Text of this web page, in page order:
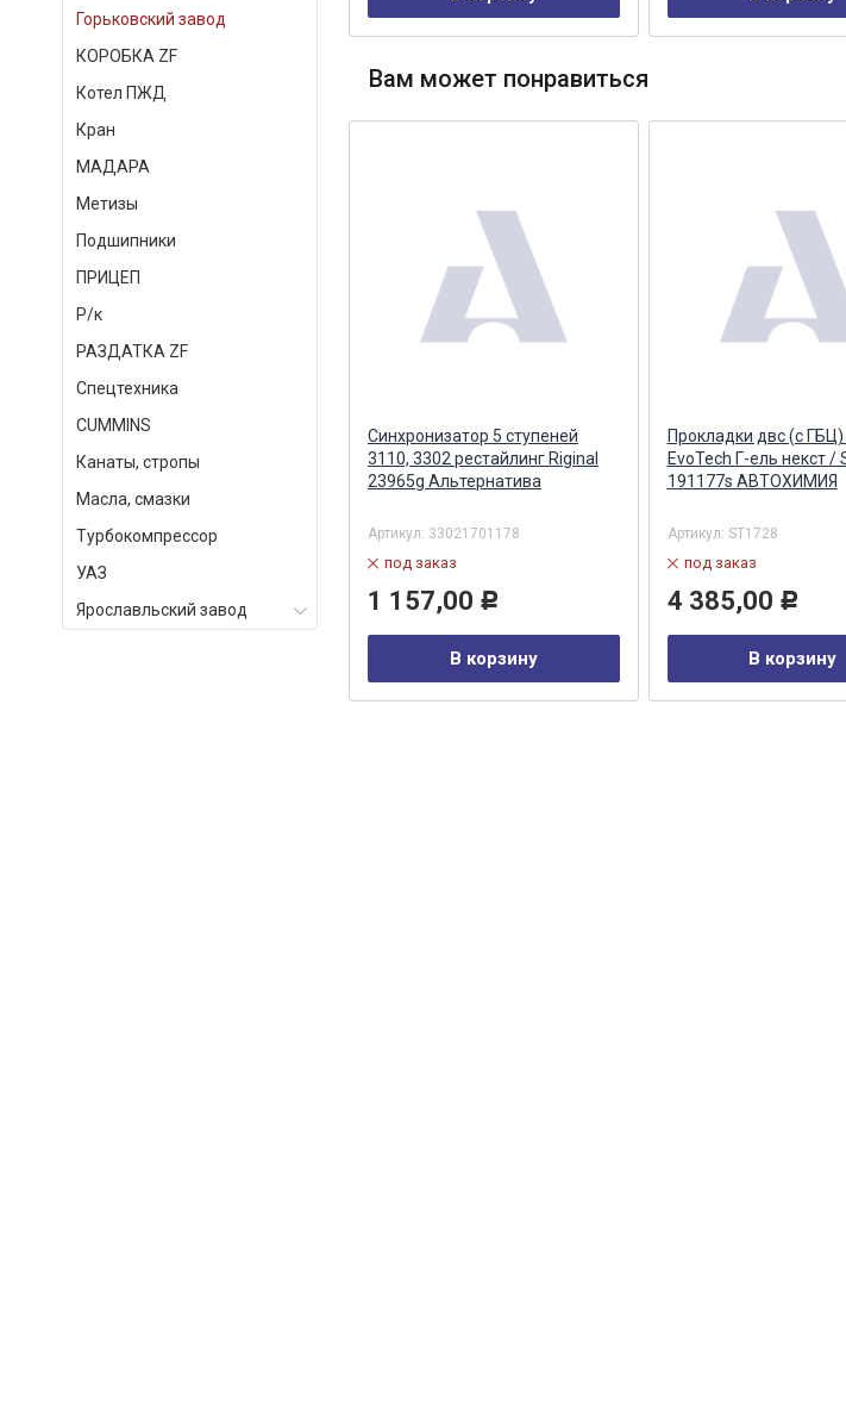
Горьковский завод
КОРОБКА ZF
Котел ПЖД
Кран
МАДАРА
Метизы
Подшипники
ПРИЦЕП
Р/к
РАЗДАТКА ZF
Спецтехника
СUMMINS
Канаты, стропы
Масла, смазки
Турбокомпрессор
УАЗ
Ярославльский завод
Вам может понравиться
Кольца осевого смещения двс
402 2шт. Г-ель Альтернатива
Артикул:4021-1005183/84
под заказ
204,00
Синхронизатор 5 ступеней
3110, 3302 рестайлинг Riginal
23965g Альтернатива
Артикул: 33021701178
под заказ
1 157,00 Р
В корзину
Прокладки двс (с
EvoTech Г-ель некст /
191177s АВТОХИМИЯ
Артикул: ST1728
под заказ
4 385,00 Р
В корзину